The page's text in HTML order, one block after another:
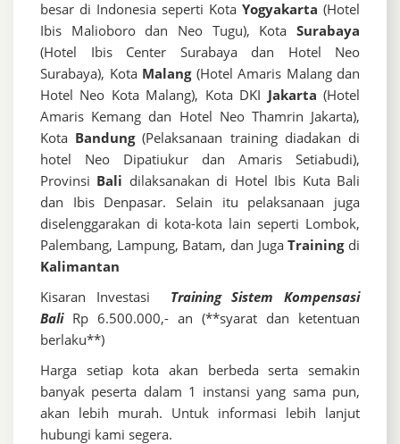
besar di Indonesia seperti Kota Yogyakarta (Hotel
Ibis Malioboro dan Neo Tugu), Kota Surabaya
(Hotel Ibis Center Surabaya dan Hotel Neo
Surabaya), Kota Malang(Hotel Amaris Malang dan
Hotel Neo Kota Malang), Kota DKI Jakarta (Hotel
Amaris Kemang dan Hotel Neo Thamrin Jakarta),
Kota Bandung(Pelaksanaan training diadakan di
hotel Neo Dipatiukur dan Amaris Setiabudi),
Provinsi Bali dilaksanakan di Hotel Ibis Kuta Bali
dan Ibis Denpasar. Selain itu pelaksanaan juga
diselenggarakan di kota-kota lain seperti Lombok,
Palembang, Lampung, Batam, dan JugaTrainingdi
Kalimantan
Kisaran Investasi
Training Sistem Kompensasi
Bali Rp 6.500.000,- an (**syarat dan ketentuan
berlaku**)
Harga setiap kota akan berbeda serta semakin
banyak peserta dalam 1 instansi yang sama pun,
akan lebih murah. Untuk informasi lebih lanjut
hubungi kami segera.